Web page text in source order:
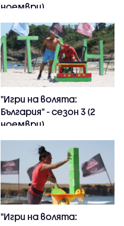
ноември)
"Игри на волята:
България" - сезон 3 (2
ноември)
"Игри на волята: